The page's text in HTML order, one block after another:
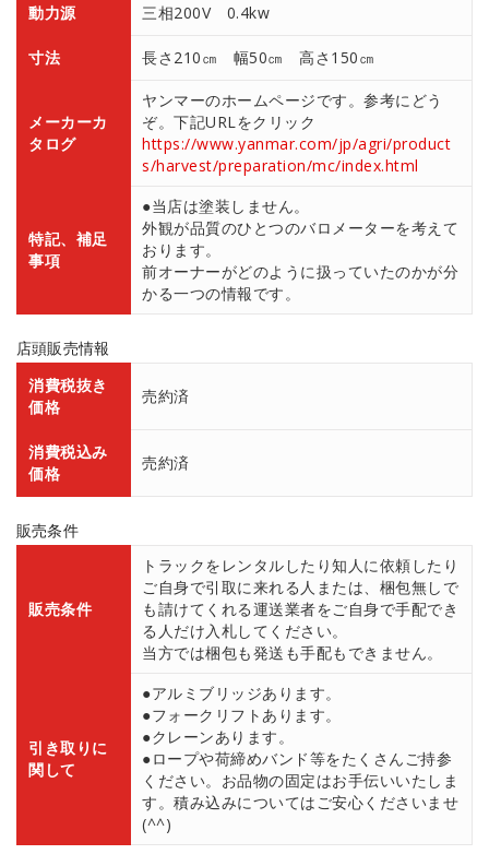
動力源 三相200V 0.4kw
寸法 長さ210㎝ 幅50㎝ 高さ150㎝
メーカーカ
タログ
ヤンマーのホームページです。参考にどう
ぞ。下記URLをクリック
https://www.yanmar.com/jp/agri/product
s/harvest/preparation/mc/index.html
特記、補足
事項
●当店は塗装しません。
外観が品質のひとつのバロメーターを考えて
おります。
前オーナーがどのように扱っていたのかが分
かる一つの情報です。
店頭販売情報
消費税抜き
価格
売約済
消費税込み
価格
売約済
販売条件
販売条件
トラックをレンタルしたり知人に依頼したり
ご自身で引取に来れる人または、梱包無しで
も請けてくれる運送業者をご自身で手配でき
る人だけ入札してください。
当方では梱包も発送も手配もできません。
引き取りに
関して
●アルミブリッジあります。
●フォークリフトあります。
●クレーンあります。
●ロープや荷締めバンド等をたくさんご持参
ください。お品物の固定はお手伝いいたしま
す。積み込みについてはご安心くださいませ
(^^)